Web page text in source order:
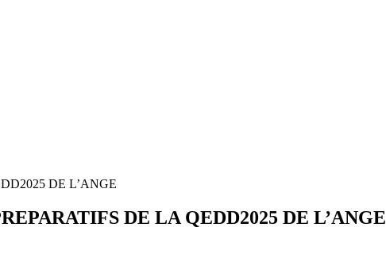
DE L’ANGE
DE LA QEDD2025 DE L’ANGE